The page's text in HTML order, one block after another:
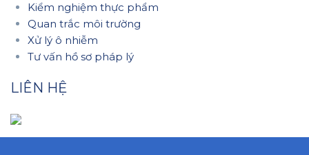
Kiểm nghiệm thực phẩm
Quan trắc môi trường
Xử lý ô nhiễm
Tư vấn hồ sơ pháp lý
LIÊN HỆ